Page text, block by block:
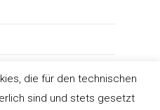
die für den technischen
sind und stets gesetzt